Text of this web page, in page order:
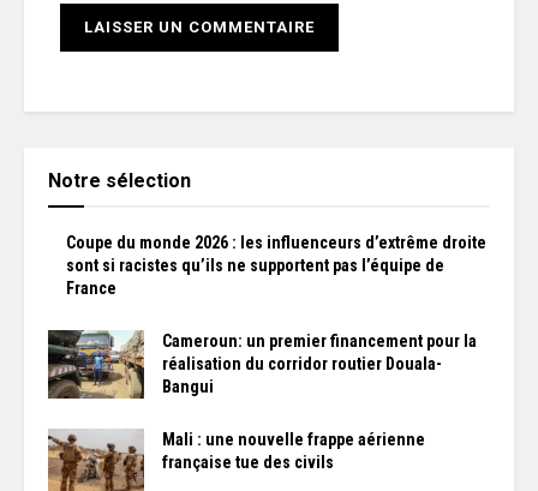
Notre sélection
Coupe du monde 2026 : les influenceurs d’extrême droite
sont si racistes qu’ils ne supportent pas l’équipe de
France
Cameroun: un premier financement pour la
réalisation du corridor routier Douala-
Bangui
Mali : une nouvelle frappe aérienne
française tue des civils